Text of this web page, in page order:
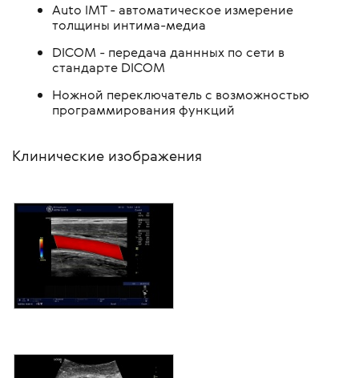
Auto IMT - автоматическое измерение
толщины интима-медиа
DICOM - передача даннных по сети в
стандарте DICOM
Ножной переключатель с возможностью
программирования функций
Клинические изображения